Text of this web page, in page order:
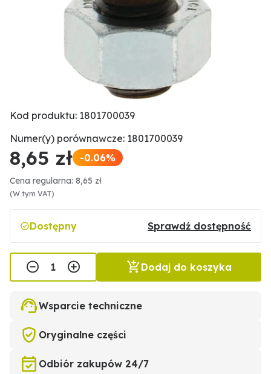
Kod produktu: 1801700039
Numer(y) porównawcze: 1801700039
8,65 zł -0.06%
Cena regularna: 8,65 zł
(W tym VAT)
Dostępny Sprawdź dostępność
Dodaj do koszyka
Wsparcie techniczne
Oryginalne części
Odbiór zakupów 24/7